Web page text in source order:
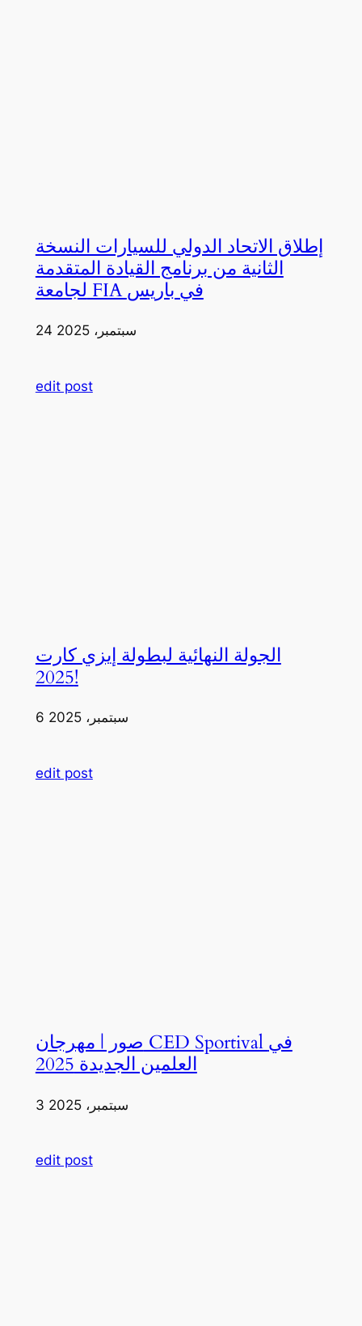
إطلاق الاتحاد الدولي للسيارات النسخة
الثانية من برنامج القيادة المتقدمة
لجامعة FIA في باريس
24 سبتمبر، 2025
edit post
الجولة النهائية لبطولة إيزي كارت
2025!
6 سبتمبر، 2025
edit post
صور | مهرجان CED Sportival في
العلمين الجديدة 2025
3 سبتمبر، 2025
edit post